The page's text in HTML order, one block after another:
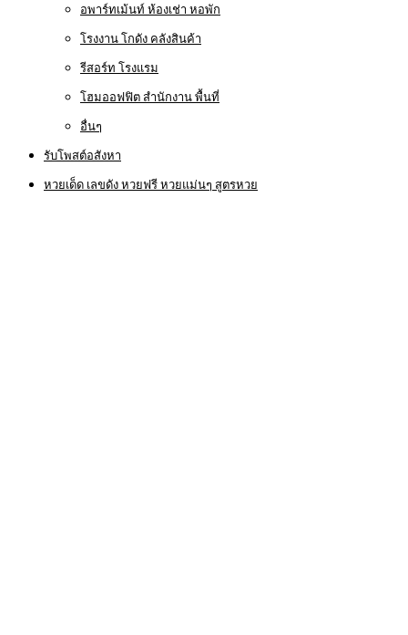
อพาร์ทเม้นท์ ห้องเช่า หอพัก
โรงงาน โกดัง คลังสินค้า
รีสอร์ท โรงแรม
โฮมออฟฟิต สำนักงาน พื้นที่
อื่นๆ
รับโพสต์อสังหา
หวยเด็ด เลขดัง หวยฟรี หวยแม่นๆ สูตรหวย